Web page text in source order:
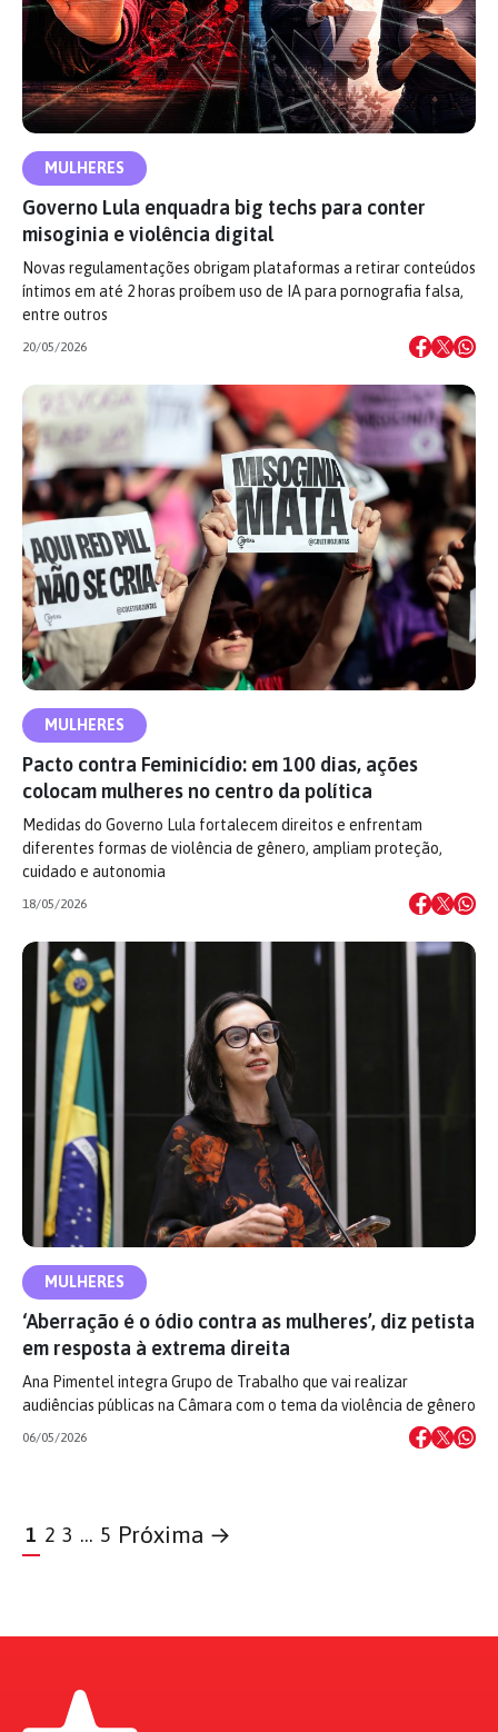
MULHERES
Governo Lula enquadra big techs para conter
misoginia e violência digital
Novas regulamentações obrigam plataformas a retirar conteúdos
íntimos em até 2 horas proíbem uso de IA para pornografia falsa,
entre outros
20/05/2026
MULHERES
Pacto contra Feminicídio: em 100 dias, ações
colocam mulheres no centro da política
Medidas do Governo Lula fortalecem direitos e enfrentam
diferentes formas de violência de gênero, ampliam proteção,
cuidado e autonomia
18/05/2026
MULHERES
‘Aberração é o ódio contra as mulheres’, diz petista
em resposta à extrema direita
Ana Pimentel integra Grupo de Trabalho que vai realizar
audiências públicas na Câmara com o tema da violência de gênero
06/05/2026
1 2 3 … 5 Próxima →